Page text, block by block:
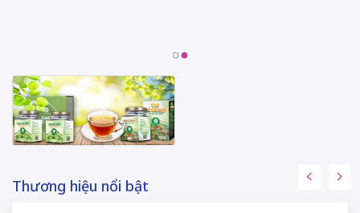
Thương hiệu nổi bật